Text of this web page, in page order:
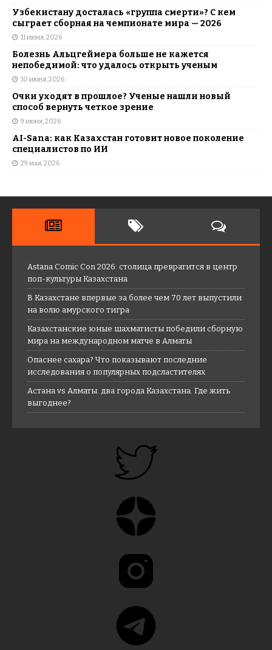
Узбекистану досталась «группа смерти»? С кем
сыграет сборная на чемпионате мира — 2026
11 июня, 2026
Болезнь Альцгеймера больше не кажется
непобедимой: что удалось открыть ученым
10 июня, 2026
Очки уходят в прошлое? Ученые нашли новый
способ вернуть четкое зрение
9 июня, 2026
AI-Sana: как Казахстан готовит новое поколение
специалистов по ИИ
29 мая, 2026
Astana Comic Con 2026: столица превратится в центр
поп-культуры Казахстана
В Казахстане впервые за более чем 70 лет выпустили
на волю амурского тигра
Казахстанские юные шахматисты победили сборную
мира на международном матче в Алматы
Опаснее сахара? Что показывают последние
исследования о популярных подсластителях
Астана vs Алматы: два города Казахстана. Где жить
выгоднее?